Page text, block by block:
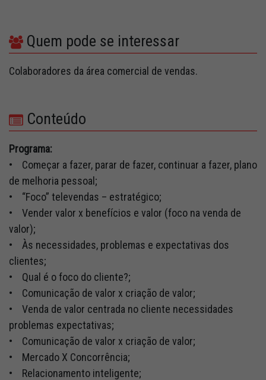
Quem pode se interessar
Colaboradores da área comercial de vendas.
Conteúdo
Programa:
• Começar a fazer, parar de fazer, continuar a fazer, plano
de melhoria pessoal;
• “Foco” televendas – estratégico;
• Vender valor x benefícios e valor (foco na venda de
valor);
• Às necessidades, problemas e expectativas dos
clientes;
• Qual é o foco do cliente?;
• Comunicação de valor x criação de valor;
• Venda de valor centrada no cliente necessidades
problemas expectativas;
• Comunicação de valor x criação de valor;
• Mercado X Concorrência;
• Relacionamento inteligente;